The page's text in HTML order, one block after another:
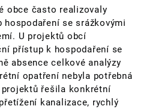
obce často realizovaly
hospodaření se srážkovými
U projektů obcí
přístup k hospodaření se
absence celkové analýzy
opatření nebyla potřebná
projektů řešila konkrétní
kanalizace, rychlý